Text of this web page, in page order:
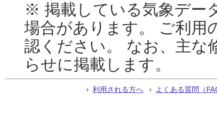
※ 掲載している気象デー
場合があります。 ご利用
認ください。 なお、主な
らせに掲載します。
利用される方へ よくある質問（